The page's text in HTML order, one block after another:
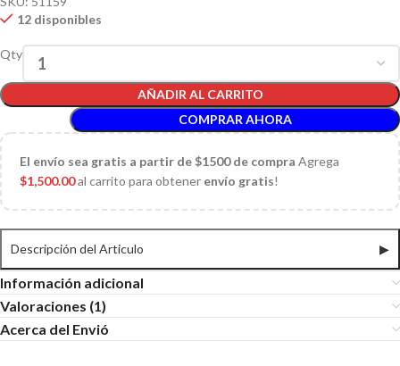
12 disponibles
Qty
AÑADIR AL CARRITO
COMPRAR AHORA
El envío sea gratis a partir de $1500 de compra Agrega
$1,500.00al carrito para obtener envío gratis!
Descripción del Articulo ▶
Información adicional
Valoraciones (1)
Acerca del Envió